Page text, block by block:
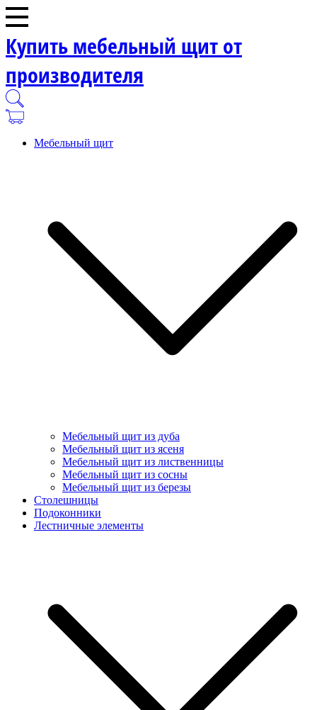
Купить мебельный щит от
производителя
Мебельный щит
Мебельный щит из дуба
Мебельный щит из ясеня
Мебельный щит из лиственницы
Мебельный щит из сосны
Мебельный щит из березы
Столешницы
Подоконники
Лестничные элементы